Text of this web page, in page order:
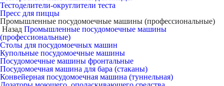
Тестоделители-округлители теста
Пресс для пиццы
Промышленные посудомоечные машины (профессиональные)
Назад Промышленные посудомоечные машины
(профессиональные)
Столы для посудомоечных машин
Купольные посудомоечные машины
Посудомоечные машины фронтальные
Посудомоечная машина для бара (стаканы)
Конвейерная посудомоечная машина (туннельная)